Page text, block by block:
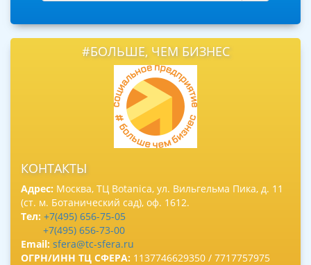
#БОЛЬШЕ, ЧЕМ БИЗНЕС
КОНТАКТЫ
Адрес: Москва, ТЦ Botanica, ул. Вильгельма Пика, д. 11
(ст. м. Ботанический сад), оф. 1612.
Тел: +7(495) 656-75-05
+7(495) 656-73-00
Email: sfera@tc-sfera.ru
ОГРН/ИНН ТЦ СФЕРА: 1137746629350 / 7717757975